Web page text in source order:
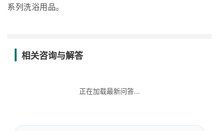
系列洗浴用品。
相关咨询与解答
正在加载最新问答...